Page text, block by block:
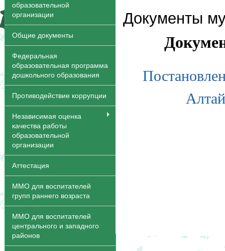
образовательной
организации
Общие документы
Федеральная
образовательная программа
дошкольного образования
Противодействие коррупции
Независимая оценка
качества работы
образовательной
организации
Аттестация
ММО для воспитателей
групп раннего возраста
ММО для воспитателей
центрального и западного
районов
Документы